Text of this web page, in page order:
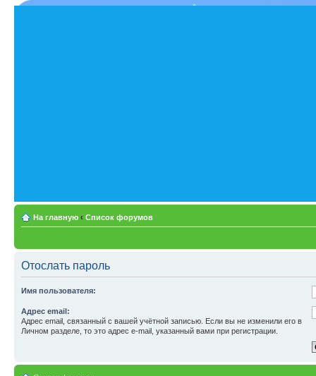
На главную ‹ Список форумов
Отослать пароль
Имя пользователя:
Адрес email:
Адрес email, связанный с вашей учётной записью. Если вы не изменили его в
Личном разделе, то это адрес e-mail, указанный вами при регистрации.